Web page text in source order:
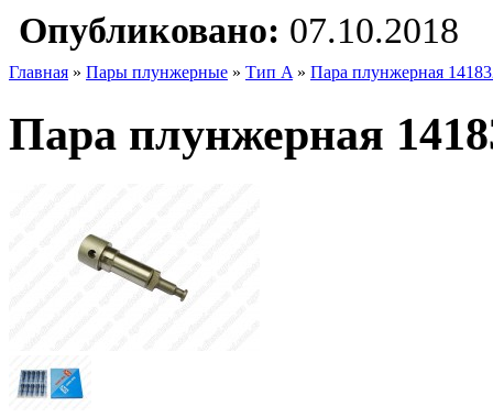
Опубликовано: 07.10.2018
Главная » Пары плунжерные » Тип A » Пара плунжерная
Пара плунжерная